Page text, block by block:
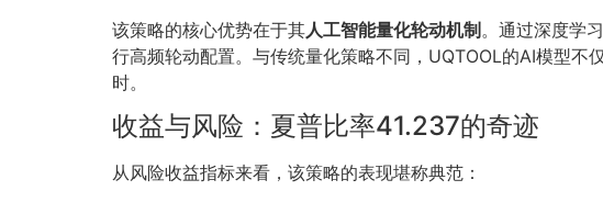
该策略的核心优势在于其人工智能量化轮动机制。通过深度学
行高频轮动配置。与传统量化策略不同，UQTOOL的AI模型不
时。
收益与风险：夏普比率41.237的奇迹
从风险收益指标来看，该策略的表现堪称典范：